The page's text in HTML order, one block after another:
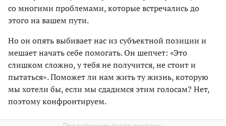
со многими проблемами, которые встречались до
этого на вашем пути.
Но он опять выбивает нас из субъектной позиции и
мешает начать себе помогать. Он шепчет: «Это
слишком сложно, у тебя не получится, не стоит и
пытаться». Поможет ли нам жить ту жизнь, которую
мы хотели бы, если мы сдадимся этим голосам? Нет,
поэтому конфронтируем.